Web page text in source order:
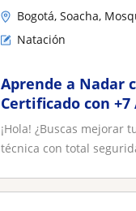
Bogotá, Soacha,
Natación
Aprende a Nadar
Certificado con +7
edades)
¡Hola! ¿Buscas
técnica con total